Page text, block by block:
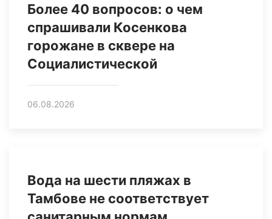
Более 40 вопросов: о чем
спрашивали Косенкова
горожане в сквере на
Социалистической
06.08.2026
Вода на шести пляжах в
Тамбове не соответствует